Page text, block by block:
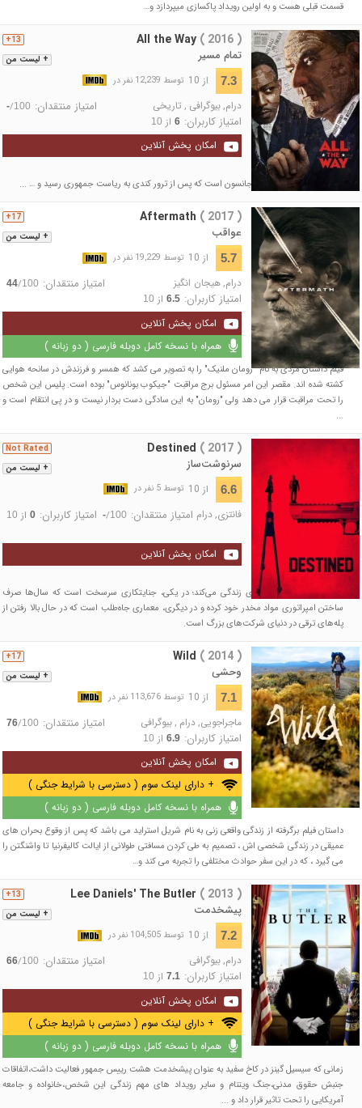
قسمت قبلی هست و به اولین رویداد پاکسازی می‎پردازد و…
+ لیست من
13+ All the Way ( 2016 )
تمام مسیر
7.3 از 10 توسط 12,239 نفر در
درام,بیوگرافی , تاریخی امتیاز منتقدان: -/100
امتیاز کاربران: 6از 10
امکان پخش آنلاین
داستان درمورد لیندون بی جانسون است که پس از ترور کندی به ریاست جمهوری رسید و … ...
+ لیست من
17+ Aftermath ( 2017 )
عواقب
5.7 از 10 توسط 19,229 نفر در
درام,هیجان انگیز امتیاز منتقدان: 44/100
امتیاز کاربران: 6.5از 10
امکان پخش آنلاین
همراه با نسخه کامل دوبله فارسی ( دو زبانه )
فیلم داستان مردی به نام "رومان ملنیک" را به تصویر می‌ کشد که همسر و فرزندش در سانحه هوایی
کشته شده‌ اند. مقصر این امر مسئول برج مراقبت "جیکوب بونانوس" بوده است. پلیس این شخص
را تحت مراقبت قرار می‌ دهد ولی "رومان" به این سادگی دست بردار نیست و در پی انتقام است و
...
+ لیست من
Not Rated Destined ( 2017 )
سرنوشت‌ساز
6.6 از 10 توسط 5 نفر در
فانتزی, درام امتیاز منتقدان: -/100 امتیاز کاربران: 0از 10
امکان پخش آنلاین
مردی در دو واقعیت موازی زندگی می‌کند؛ در یکی، جنایتکاری سرسخت است که سال‌ها صرف
ساختن امپراتوری مواد مخدر خود کرده و در دیگری، معماری جاه‌طلب است که در حال بالا رفتن از
پله‌های ترقی در دنیای شرکت‌های بزرگ است.
+ لیست من
17+ Wild ( 2014 )
وحشی
7.1 از 10 توسط 113,676 نفر در
ماجراجویی,درام ,بیوگرافی امتیاز منتقدان: 76/100
امتیاز کاربران: 6.9از 10
امکان پخش آنلاین
+ دارای لینک سوم ( دسترسی با شرایط جنگی )
همراه با نسخه کامل دوبله فارسی ( دو زبانه )
داستان فیلم برگرفته از زندگی واقعی زنی به نام شریل استراید می باشد که پس از وقوع بحران های
عمیقی در زندگی شخصی اش ، تصمیم به طی کردن مسافتی طولانی از ایالت کالیفرنیا تا واشنگتن را
می گیرد ، که در این سفر حوادث مختلفی را تجربه می کند و…
+ لیست من
13+ Lee Daniels' The Butler ( 2013 )
پیشخدمت
7.2 از 10 توسط 104,505 نفر در
درام,بیوگرافی امتیاز منتقدان: 66/100
امتیاز کاربران: 7.1از 10
امکان پخش آنلاین
+ دارای لینک سوم ( دسترسی با شرایط جنگی )
همراه با نسخه کامل دوبله فارسی ( دو زبانه )
زمانی که سیسیل گینز در کاخ سفید به عنوان پیشخدمت هشت رییس جمهور فعالیت داشت،اتفاقات
جنبش حقوق مدنی،جنگ ویتنام و سایر رویداد های مهم زندگی این شخص،خانواده و جامعه
آمریکایی را تحت تاثیر قرار داد و ...